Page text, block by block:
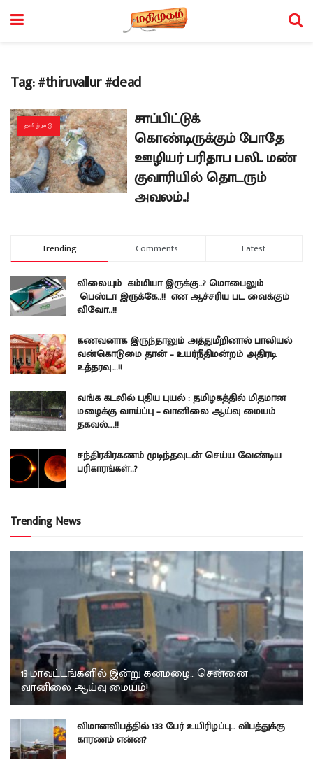
Tag:#thiruvallur #dead
தமிழ்நாடு
சாப்பிட்டுக்
கொண்டிருக்கும் போதே
ஊழியர் பரிதாப பலி.. மண்
குவாரியில் தொடரும்
அவலம்..!
Trending Comments Latest
விலையும் கம்மியா இருக்கு..? மொபைலும்
பெஸ்டா இருக்கே..!! என ஆச்சரிய பட வைக்கும்
விவோ..!!
கணவனாக இருந்தாலும் அத்துமீறினால் பாலியல்
வன்கொடுமை தான் – உயர்நீதிமன்றம் அதிரடி
உத்தரவு….!!
வங்க கடலில் புதிய புயல் : தமிழகத்தில் மிதமான
மழைக்கு வாய்ப்பு – வானிலை ஆய்வு மையம்
தகவல்….!!
சந்திரகிரகணம் முடிந்தவுடன் செய்ய வேண்டிய
பரிகாரங்கள்..?
Trending News
13 மாவட்டங்களில் இன்று கனமழை… சென்னை
வானிலை ஆய்வு மையம்!
விமானவிபத்தில் 133 பேர் உயிரிழப்பு… விபத்துக்கு
காரணம் என்ன?